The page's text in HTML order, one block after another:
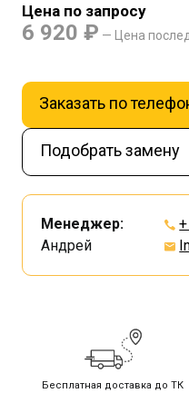
Цена по запросу
6 920 ₽ — Цена
Заказать по
Подобрать замену
Менеджер:
Андрей
Бесплатная доставка до ТК